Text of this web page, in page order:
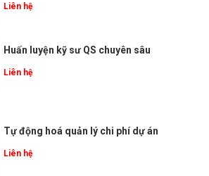
Liên hệ
Huấn luyện kỹ sư QS chuyên sâu
Liên hệ
Tự động hoá quản lý chi phí dự án
Liên hệ